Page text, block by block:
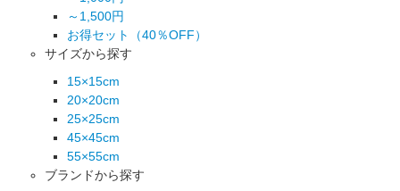
～1,500円
お得セット（40％OFF）
サイズから探す
15×15cm
20×20cm
25×25cm
45×45cm
55×55cm
ブランドから探す